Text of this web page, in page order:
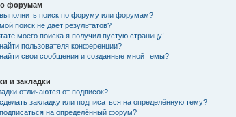
форумам
поиск по форуму или форумам?
поиск не даёт результатов?
моего поиска я получил пустую страницу!
пользователя конференции?
свои сообщения и созданные мной темы?
и закладки
отличаются от подписок?
закладку или подписаться на определённую тему?
на определённый форум?